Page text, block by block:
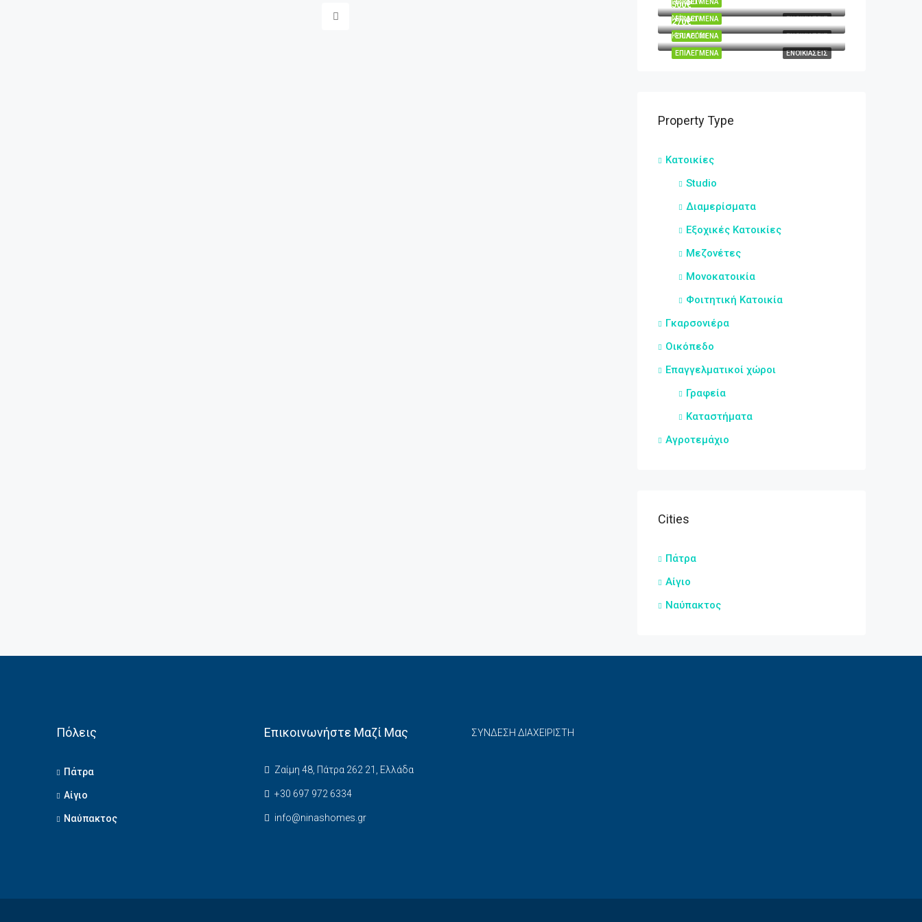
ΕΝΟΙΚΙΆΣΕΙΣ
ΕΠΙΛΕΓΜΈΝΑ
ΕΝΟΙΚΙΆΣΕΙΣ
ΕΠΙΛΕΓΜΈΝΑ
ΕΝΟΙΚΙΆΣΕΙΣ
ΕΠΙΛΕΓΜΈΝΑ
500€
Νόρμαν
ΕΝΟΙΚΙΆΣΕΙΣ
ΕΠΙΛΕΓΜΈΝΑ
270€
Κουκούλι
Property Type
Κατοικίες
Studio
Διαμερίσματα
Εξοχικές Κατοικίες
Μεζονέτες
Μονοκατοικία
Φοιτητική Κατοικία
Γκαρσονιέρα
Οικόπεδο
Επαγγελματικοί χώροι
Γραφεία
Καταστήματα
Αγροτεμάχιο
Cities
Πάτρα
Αίγιο
Ναύπακτος
Πόλεις
Πάτρα
Αίγιο
Ναύπακτος
Επικοινωνήστε Μαζί Μας
Ζαίμη 48, Πάτρα 262 21, Ελλάδα
+30 697 972 6334
info@ninashomes.gr
ΣΥΝΔΕΣΗ ΔΙΑΧΕΙΡΙΣΤΗ